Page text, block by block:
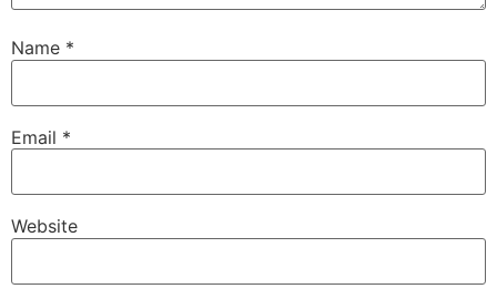
Name *
Email *
Website